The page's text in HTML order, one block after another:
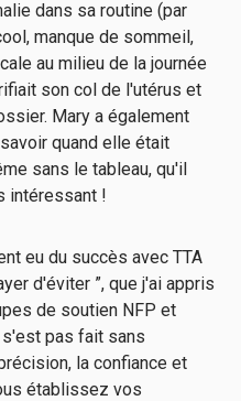
dans sa routine (par
manque de sommeil,
au milieu de la journée
son col de l'utérus et
Mary a également
quand elle était
sans le tableau, qu'il
intéressant !
eu du succès avec TTA
d'éviter ”, que j'ai appris
de soutien NFP et
s'est pas fait sans
la confiance et
établissez vos